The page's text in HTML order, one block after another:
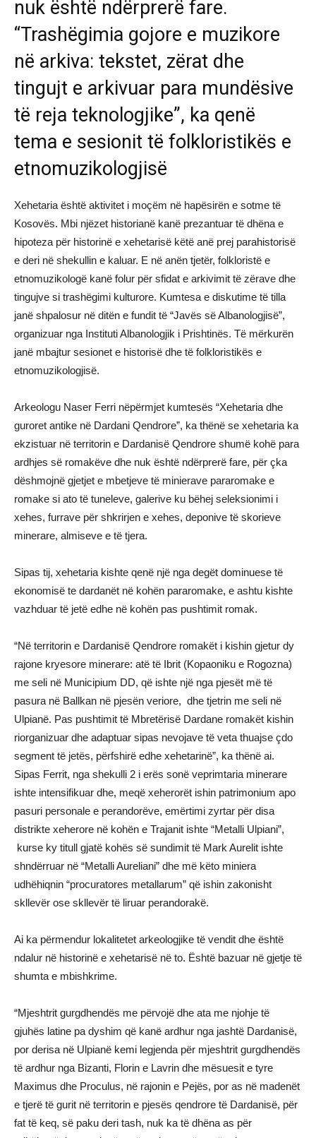
nuk është ndërprerë fare.
“Trashëgimia gojore e muzikore
në arkiva: tekstet, zërat dhe
tingujt e arkivuar para mundësive
të reja teknologjike”, ka qenë
tema e sesionit të folkloristikës e
etnomuzikologjisë
Xehetaria është aktivitet i moçëm në hapësirën e sotme të
Kosovës. Mbi njëzet historianë kanë prezantuar të dhëna e
hipoteza për historinë e xehetarisë këtë anë prej parahistorisë
e deri në shekullin e kaluar. E në anën tjetër, folkloristë e
etnomuzikologë kanë folur për sfidat e arkivimit të zërave dhe
tingujve si trashëgimi kulturore. Kumtesa e diskutime të tilla
janë shpalosur në ditën e fundit të “Javës së Albanologjisë”,
organizuar nga Instituti Albanologjik i Prishtinës. Të mërkurën
janë mbajtur sesionet e historisë dhe të folkloristikës e
etnomuzikologjisë.
Arkeologu Naser Ferri nëpërmjet kumtesës “Xehetaria dhe
guroret antike në Dardani Qendrore”, ka thënë se xehetaria ka
ekzistuar në territorin e Dardanisë Qendrore shumë kohë para
ardhjes së romakëve dhe nuk është ndërprerë fare, për çka
dëshmojnë gjetjet e mbetjeve të minierave pararomake e
romake si ato të tuneleve, galerive ku bëhej seleksionimi i
xehes, furrave për shkrirjen e xehes, deponive të skorieve
minerare, almiseve e të tjera.
Sipas tij, xehetaria kishte qenë një nga degët dominuese të
ekonomisë te dardanët në kohën pararomake, e ashtu kishte
vazhduar të jetë edhe në kohën pas pushtimit romak.
“Në territorin e Dardanisë Qendrore romakët i kishin gjetur dy
rajone kryesore minerare: atë të Ibrit (Kopaoniku e Rogozna)
me seli në Municipium DD, që ishte një nga pjesët më të
pasura në Ballkan në pjesën veriore, dhe tjetrin me seli në
Ulpianë. Pas pushtimit të Mbretërisë Dardane romakët kishin
riorganizuar dhe adaptuar sipas nevojave të veta thuajse çdo
segment të jetës, përfshirë edhe xehetarinë”, ka thënë ai.
Sipas Ferrit, nga shekulli 2 i erës sonë veprimtaria minerare
ishte intensifikuar dhe, meqë xeherorët ishin patrimonium apo
pasuri personale e perandorëve, emërtimi zyrtar për disa
distrikte xeherore në kohën e Trajanit ishte “Metalli Ulpiani”,
kurse ky titull gjatë kohës së sundimit të Mark Aurelit ishte
shndërruar në “Metalli Aureliani” dhe më këto miniera
udhëhiqnin “procuratores metallarum” që ishin zakonisht
skllevër ose skllevër të liruar perandorakë.
Ai ka përmendur lokalitetet arkeologjike të vendit dhe është
ndalur në historinë e xehetarisë në to. Është bazuar në gjetje të
shumta e mbishkrime.
“Mjeshtrit gurgdhendës me përvojë dhe ata me njohje të
gjuhës latine pa dyshim që kanë ardhur nga jashtë Dardanisë,
por derisa në Ulpianë kemi legjenda për mjeshtrit gurgdhendës
të ardhur nga Bizanti, Florin e Lavrin dhe mësuesit e tyre
Maximus dhe Proculus, në rajonin e Pejës, por as në madenët
e tjerë të gurit në territorin e pjesës qendrore të Dardanisë, për
fat të keq, së paku deri tash, nuk ka të dhëna as për